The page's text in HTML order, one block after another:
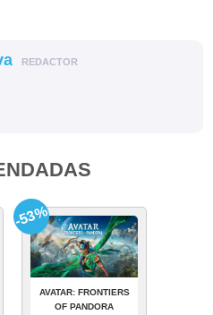
REDACTOR
AVATAR: FRONTIERS
OF PANDORA
-53%